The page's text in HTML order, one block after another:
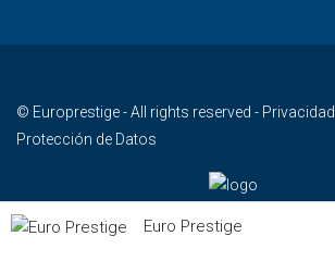
© Europrestige - All rights reserved - Privacidad
Protección de Datos
Euro Prestige